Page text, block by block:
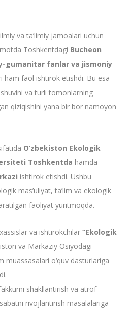
va ta’limiy jamoalari uchun
Toshkentdagi Bucheon
gumanitar fanlar va jismoniy
ham faol ishtirok etishdi. Bu esa
va turli tomonlarning
qiziqishini yana bir bor namoyon
O‘zbekiston Ekologik
Toshkentda hamda
ishtirok etishdi. Ushbu
mas’uliyat, ta’lim va ekologik
faoliyat yuritmoqda.
va ishtirokchilar“Ekologik
va Markaziy Osiyodagi
muassasalari o‘quv dasturlariga
shakllantirish va atrof-
rivojlantirish masalalariga